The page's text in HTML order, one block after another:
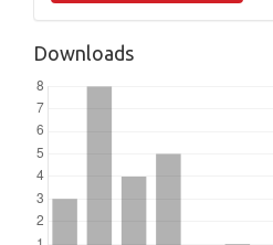
Downloads